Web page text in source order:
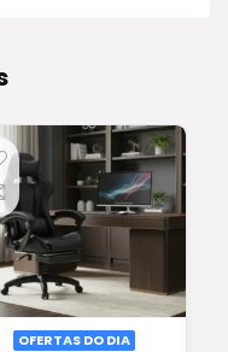
OFERTAS DO DIA